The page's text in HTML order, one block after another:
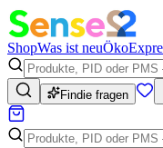
ShopWas ist neuÖko
Findie fragen